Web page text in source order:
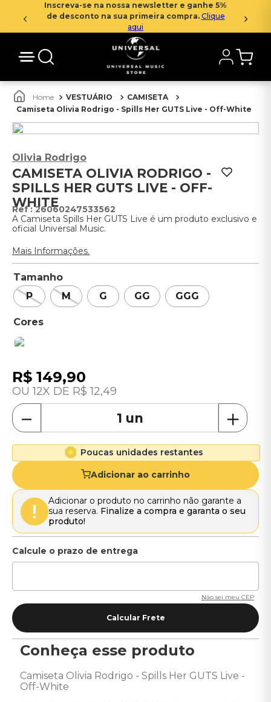
Inscreva-se na nossa newsletter e ganhe 5%
de desconto na sua primeira compra. Clique
aqui
VESTUÁRIO
CAMISETA
Camiseta Olivia Rodrigo - Spills Her GUTS Live - Off-White
Olivia Rodrigo
CAMISETA OLIVIA RODRIGO -
SPILLS HER GUTS LIVE - OFF-
WHITE
:26060247533562
A Camiseta Spills Her GUTS Live é um produto exclusivo e
oficial Universal Music.
Mais Informações.
Tamanho
P
M G GG GGG
R$ 149,90
12 R$ 12,49
＋
－
Poucas unidades restantes
Adicionar ao carrinho
Adicionar o produto no carrinho não garante a
sua reserva. Finalize a compra e garanta o seu
produto!
Não sei meu CEP
Conheça esse produto
Camiseta Olivia Rodrigo - Spills Her GUTS Live -
Off-White